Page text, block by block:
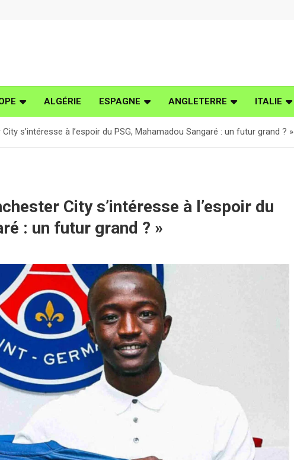
ALGÉRIE ESPAGNE ANGLETERRE ITALIE
s’intéresse à l’espoir du PSG, Mahamadou Sangaré : un futur grand ? »
City s’intéresse à l’espoir du
: un futur grand ? »